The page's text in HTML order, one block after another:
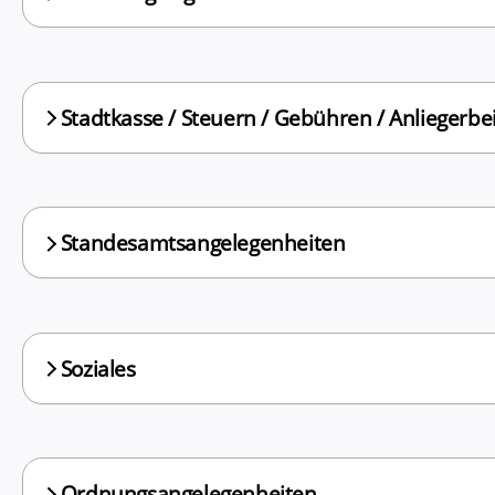
Stadtkasse / Steuern / Gebühren /
Standesamtsangelegenheiten
Soziales